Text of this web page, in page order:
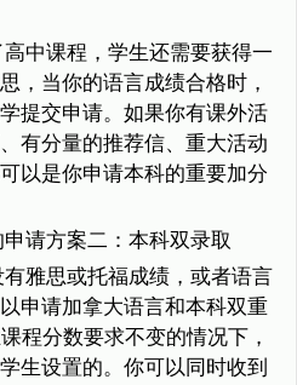
中课程，学生还需要获得一
，当你的语言成绩合格时，
提交申请。如果你有课外活
有分量的推荐信、重大活动
以是你申请本科的重要加分
请方案二：本科双录取
雅思或托福成绩，或者语言
申请加拿大语言和本科双重
程分数要求不变的情况下，
生设置的。你可以同时收到